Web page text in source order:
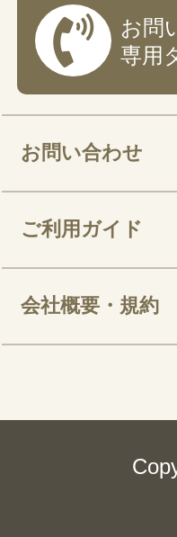
お問
専用
お問い合わせ
ご利用ガイド
会社概要・規約